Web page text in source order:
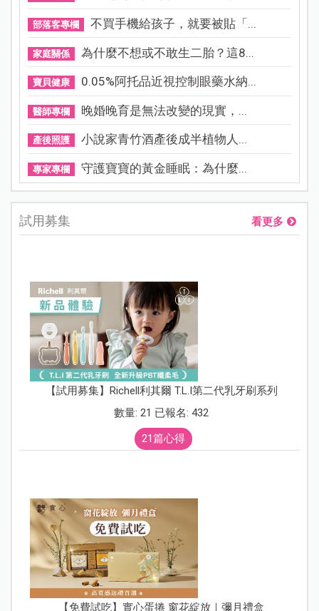
部落客專欄 不買手機給孩子，就要被貼「...
家庭關係 為什麼不想或不敢生二胎？這8...
寶貝健康 0.05%阿托品近視控制眼藥水納...
醫師專欄 晚婚晚育是無法改變的現實，...
產後照護 小說家青竹酒產後成半植物人...
專家專欄 守護寶寶的黃金睡眠：為什麼...
試用募集 看更多
【試用募集】Richell利其爾 T.L.I第二代乳牙刷系列
數量: 21 已報名: 432
21篇心得
【免費試吃】實心蛋捲 窗花綻放｜彌月禮盒